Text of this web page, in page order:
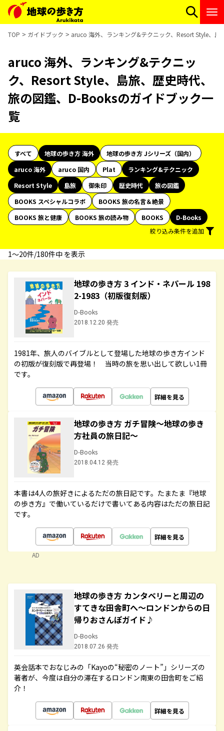
TOP ガイドブック aruco 海外、ランキング&テクニック、Resort Style、
aruco 海外、ランキング&テクニッ
ク、Resort Style、島旅、歴史時代、
旅の図鑑、D-Booksのガイドブック一
覧
すべて 地球の歩き方 海外
地球の歩き方 Jシリーズ（国内）
aruco 海外
aruco 国内 Plat
ランキング&テクニック
Resort Style
島旅 御朱印 歴史時代
旅の図鑑
BOOKS スペシャルコラボ
BOOKS 旅の名言＆絶景
BOOKS 旅と健康
BOOKS 旅の読み物 BOOKS
D-Books
絞り込み条件を追加
1〜20件/180件中 を表示
地球の歩き方 3 インド・ネパール 198
2-1983（初版復刻版）
D-Books
2018.12.20 発売
1981年、旅人のバイブルとして登場した地球の歩き方インド
の初版が復刻版で再登場！ 当時の旅を思い出して欲しい1冊
です。
詳細を見る
地球の歩き方 ガチ冒険～地球の歩き
方社員の旅日記～
D-Books
2018.04.12 発売
本書は4人の旅好きによるただの旅日記です。たまたま『地球
の歩き方』で働いているだけで書いてある内容はただの旅日記
です。
詳細を見る
AD
地球の歩き方 カンタベリーと周辺の
すてきな田舎町へ～ロンドンからの日
帰りおさんぽガイド♪
D-Books
2018.07.26 発売
英会話本でおなじみの「Kayoの“秘密のノート”」シリーズの
著者が、今度は自分の滞在するロンドン南東の田舎町をご紹
介！
詳細を見る